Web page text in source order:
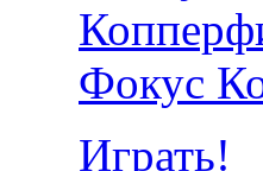
Фокус
Играть!